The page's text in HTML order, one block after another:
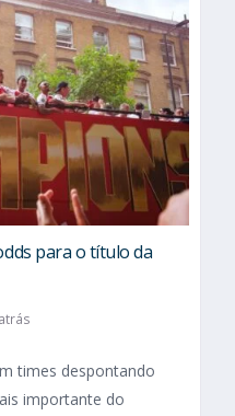
para o título da
times despontando
importante do